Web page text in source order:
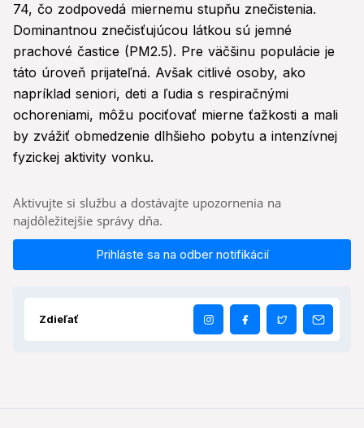
74, čo zodpovedá miernemu stupňu znečistenia.
Dominantnou znečisťujúcou látkou sú jemné
prachové častice (PM2.5). Pre väčšinu populácie je
táto úroveň prijateľná. Avšak citlivé osoby, ako
napríklad seniori, deti a ľudia s respiračnými
ochoreniami, môžu pociťovať mierne ťažkosti a mali
by zvážiť obmedzenie dlhšieho pobytu a intenzívnej
fyzickej aktivity vonku.
Aktivujte si službu a dostávajte upozornenia na
najdôležitejšie správy dňa.
Prihláste sa na odber notifikácií
Zdieľať